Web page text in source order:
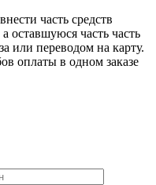
часть средств
оставшуюся часть часть
или переводом на карту.
оплаты в одном заказе